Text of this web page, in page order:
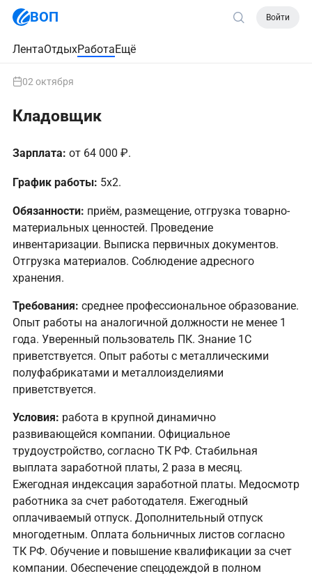
ВОП Войти
ЛентаОтдыхРаботаЕщё
02 октября
Кладовщик
Зарплата: от 64 000 ₽.
График работы: 5х2.
Обязанности: приём, размещение, отгрузка товарно-
материальных ценностей. Проведение
инвентаризации. Выписка первичных документов.
Отгрузка материалов. Соблюдение адресного
хранения.
Требования: среднее профессиональное образование.
Опыт работы на аналогичной должности не менее 1
года. Уверенный пользователь ПК. Знание 1С
приветствуется. Опыт работы с металлическими
полуфабрикатами и металлоизделиями
приветствуется.
Условия: работа в крупной динамично
развивающейся компании. Официальное
трудоустройство, согласно ТК РФ. Стабильная
выплата заработной платы, 2 раза в месяц.
Ежегодная индексация заработной платы. Медосмотр
работника за счет работодателя. Ежегодный
оплачиваемый отпуск. Дополнительный отпуск
многодетным. Оплата больничных листов согласно
ТК РФ. Обучение и повышение квалификации за счет
компании. Обеспечение спецодеждой в полном